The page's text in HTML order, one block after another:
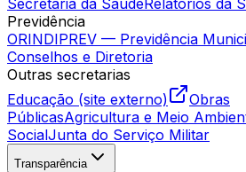
Secretaria da SaúdeRelatórios da
Previdência
ORINDIPREV — Previdência
Conselhos e Diretoria
Outras secretarias
Educação (site externo)
Obras
PúblicasAgricultura e Meio
SocialJunta do Serviço Militar
Transparência